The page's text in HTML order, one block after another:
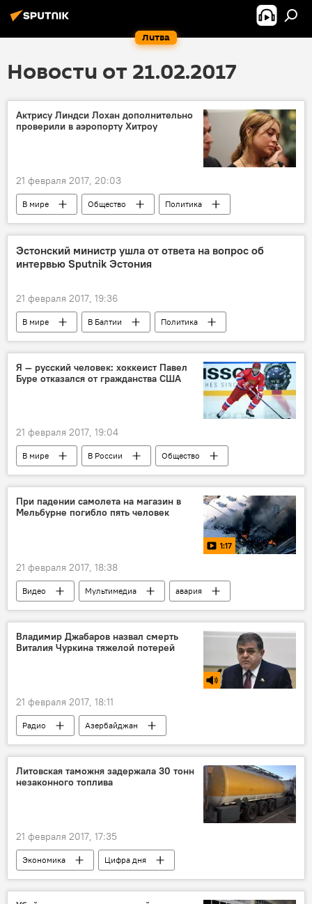
Литва
Новости от 21.02.2017
Актрису Линдси Лохан дополнительно
проверили в аэропорту Хитроу
21 февраля 2017, 20:03
В мире Общество
Политика
Лондон
Линдси Лохан
Соединенные Штаты Америки
аэропорт
проверка
Эстонский министр ушла от ответа на вопрос об
интервью Sputnik Эстония
21 февраля 2017, 19:36
В мире В Балтии
Политика
Эстония
Майлис Репс
Яна Тоом
Евросоюз на тропе информационной войны
Я — русский человек: хоккеист Павел
Буре отказался от гражданства США
21 февраля 2017, 19:04
В мире В России
Общество
Россия
Павел Буре
Александр Медведев
НХЛ
хоккеист
гражданство
При падении самолета на магазин в
Мельбурне погибло пять человек
1:17
21 февраля 2017, 18:38
Видео Мультимедиа
авария
самолет
Владимир Джабаров назвал смерть
Виталия Чуркина тяжелой потерей
21 февраля 2017, 18:11
Радио
Азербайджан
Виталий Чуркин
Владимир Джабаров
ООН
радио интервью
Литовская таможня задержала 30 тонн
незаконного топлива
21 февраля 2017, 17:35
Экономика
Цифра дня
Дела приграничные: Польша
Таможенная служба Литвы